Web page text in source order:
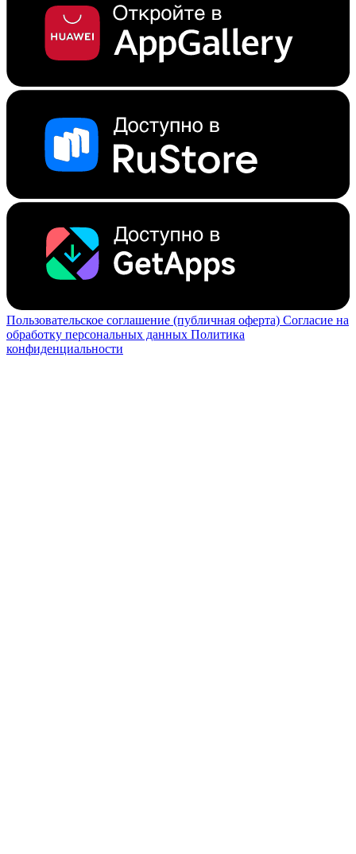
Пользовательское соглашение (публичная оферта) Согласие на
обработку персональных данных Политика
конфиденциальности